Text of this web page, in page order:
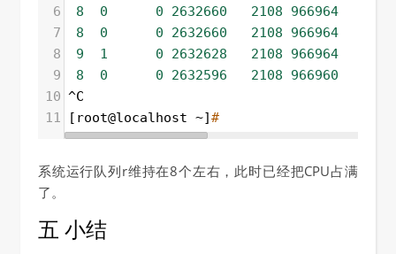
6
8 0 0 2632660 2108 966964
7
8 0 0 2632660 2108 966964
8
9 1 0 2632628 2108 966964
9
8 0 0 2632596 2108 966960
10 ^C
11
[root@localhost ~]#
系统运行队列r维持在8个左右，此时已经把CPU占满
了。
五 小结